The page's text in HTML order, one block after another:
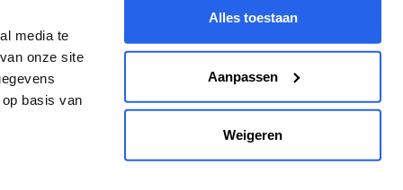
media te
onze site
basis van
Alles toestaan
Aanpassen
Weigeren